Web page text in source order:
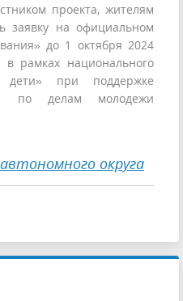
проекта, жителям
заявку на официальном
до 1 октября 2024
в рамках национального
при поддержке
по делам молодежи
округа